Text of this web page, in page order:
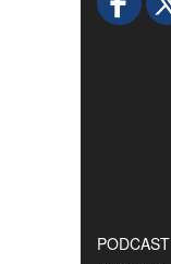
PODCAST